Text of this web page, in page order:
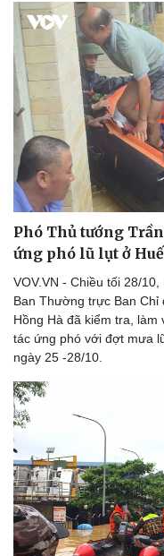
Sức khỏe
Dinh dưỡng - món ngon
Cây thuốc
Sản phụ khoa
Nhi khoa
Nam khoa
Làm đẹp - giảm cân
Phòng mạch online
Ăn sạch sống khỏe
Phó Thủ tướng
ứng phó lũ lụt ở Huế
VOV.VN - Chiều tối 28/
Ban Thường trực Ban Chỉ
Hồng Hà đã kiểm tra, làm
tác ứng phó với đợt mưa
ngày 25 -28/10.